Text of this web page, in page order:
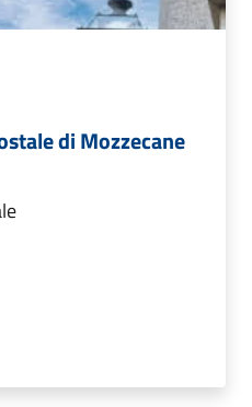
di Mozzecane